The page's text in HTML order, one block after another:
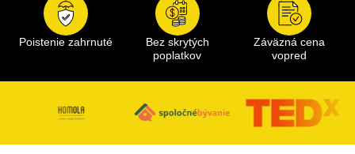
Poistenie zahrnuté
Bez skrytých
poplatkov
Záväzná cena
vopred